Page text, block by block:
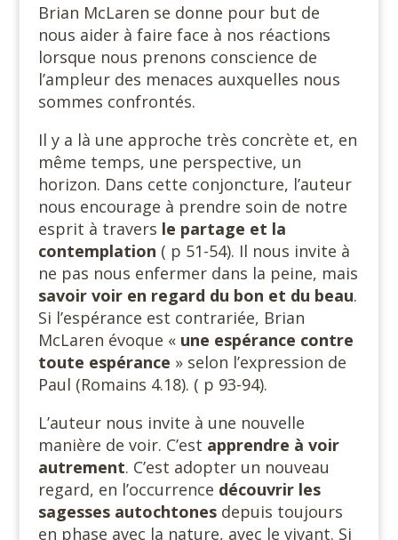
Brian McLaren se donne pour but de
nous aider à faire face à nos réactions
lorsque nous prenons conscience de
l’ampleur des menaces auxquelles nous
sommes confrontés.
Il y a là une approche très concrète et, en
même temps, une perspective, un
horizon. Dans cette conjoncture, l’auteur
nous encourage à prendre soin de notre
esprit à travers le partage et la
contemplation ( p 51-54). Il nous invite à
ne pas nous enfermer dans la peine, mais
savoir voir en regard du bon et du beau.
Si l’espérance est contrariée, Brian
McLaren évoque « une espérance contre
toute espérance » selon l’expression de
Paul (Romains 4.18). ( p 93-94).
L’auteur nous invite à une nouvelle
manière de voir. C’est apprendre à voir
autrement. C’est adopter un nouveau
regard, en l’occurrence découvrir les
sagesses autochtones depuis toujours
en phase avec la nature, avec le vivant. Si